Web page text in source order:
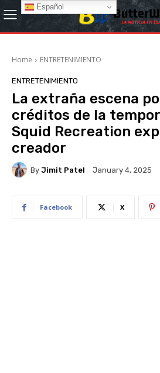
Home ENTRETENIMIENTO
ENTRETENIMIENTO
La extraña escena
créditos de la
Squid Recreation
creador
By Jimit Patel January 4, 2025
Facebook X
Español